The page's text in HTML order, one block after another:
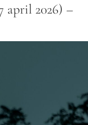
april 2026) –